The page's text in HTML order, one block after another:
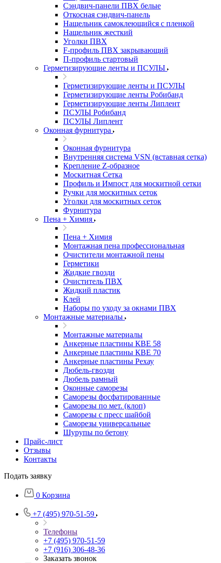
Сэндвич-панели ПВХ белые
Откосная сэндвич-панель
Нащельник самоклеющийся с пленкой
Нащельник жесткий
Уголки ПВХ
F-профиль ПВХ закрывающий
П-профиль стартовый
Герметизирующие ленты и ПСУЛЫ
Герметизирующие ленты и ПСУЛЫ
Герметизирующие ленты Робибанд
Герметизирующие ленты Липлент
ПСУЛЫ Робибанд
ПСУЛЫ Липлент
Оконная фурнитура
Оконная фурнитура
Внутренняя система VSN (вставная сетка)
Крепление Z-образное
Москитная Сетка
Профиль и Импост для москитной сетки
Ручки для москитных сеток
Уголки для москитных сеток
Фурнитура
Пена + Химия
Пена + Химия
Монтажная пена профессиональная
Очистители монтажной пены
Герметики
Жидкие гвозди
Очиститель ПВХ
Жидкий пластик
Клей
Наборы по уходу за окнами ПВХ
Монтажные материалы
Монтажные материалы
Анкерные пластины КВЕ 58
Анкерные пластины КВЕ 70
Анкерные пластины Рехау
Дюбель-гвозди
Дюбель рамный
Оконные саморезы
Саморезы фосфатированные
Саморезы по мет. (клоп)
Саморезы с пресс шайбой
Саморезы универсальные
Шурупы по бетону
Прайс-лист
Отзывы
Контакты
Подать заявку
0 Корзина
+7 (495) 970-51-59
Телефоны
+7 (495) 970-51-59
+7 (916) 306-48-36
Заказать звонок